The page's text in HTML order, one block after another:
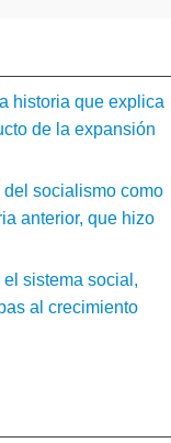
historia que explica
de la expansión
socialismo como
anterior, que hizo
sistema social,
al crecimiento